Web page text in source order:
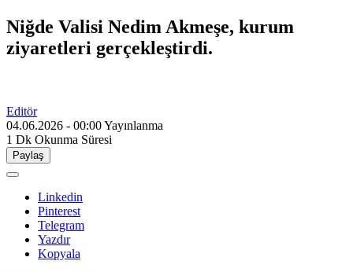
Niğde Valisi Nedim Akmeşe, kurum
ziyaretleri gerçekleştirdi.
Editör
04.06.2026 - 00:00Yayınlanma
1 Dk Okunma Süresi
Paylaş
Linkedin
Pinterest
Telegram
Yazdır
Kopyala